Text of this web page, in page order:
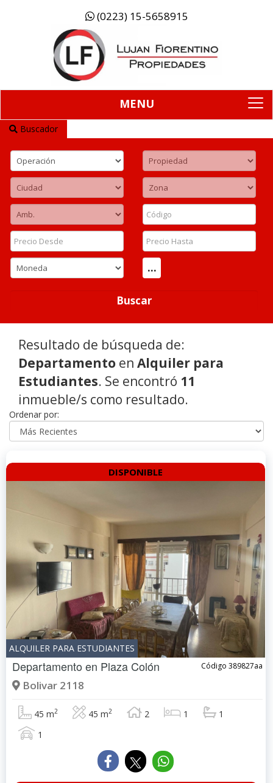
(0223) 15-5658915
MENU
Buscador
...
Buscar
Resultado de búsqueda de:
Departamento en Alquiler para
Estudiantes. Se encontró 11
inmueble/s como resultado.
Ordenar por:
DISPONIBLE
ALQUILER PARA ESTUDIANTES
Departamento en Plaza Colón Código 389827aa
Bolivar 2118
45 m2 45 m2 2 1
1
1